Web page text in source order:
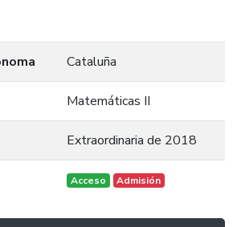
Cataluña
Matemáticas II
Extraordinaria de 2018
Acceso Admisión